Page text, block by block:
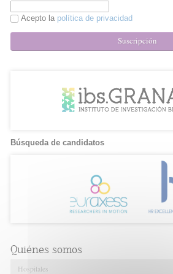
Acepto la política de privacidad
Suscripción
Búsqueda de candidatos
Quiénes somos
Hospitales